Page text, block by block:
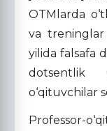
OTMlarda
va
yilida falsafa
dotsentlik
o‘qituvchilar
Professor-